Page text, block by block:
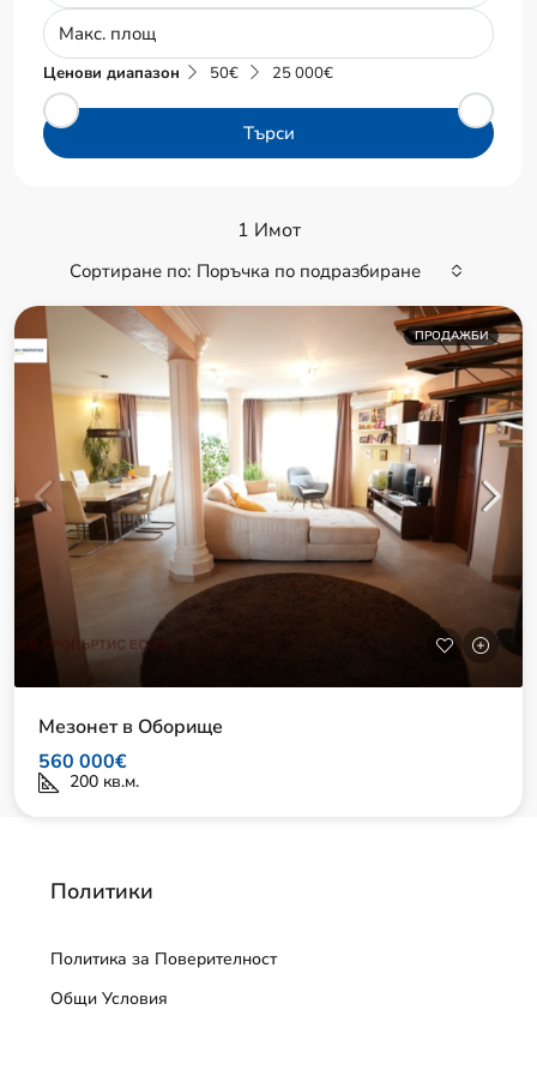
1 Имот
Сортиране по: Поръчка по подразбиране
ПРОДАЖБИ
Мезонет в Оборище
560 000€
200 кв.м.
Ценови диапазон 50€ 25 000€
Търси
Политики
Политика за Поверителност
Общи Условия